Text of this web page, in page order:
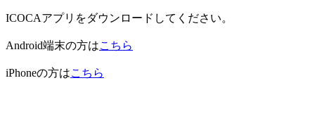
ICOCAアプリをダウンロードしてください。
Android端末の方はこちら
iPhoneの方はこちら